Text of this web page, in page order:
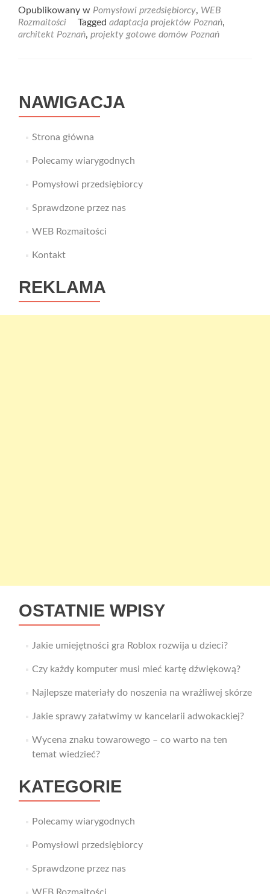
about
PerfectLINE
w
Opublikowany w Pomysłowi przedsiębiorcy, WEB
Rozmaitości
Tagged adaptacja projektów Poznań,
architekt Poznań, projekty gotowe domów Poznań
NAWIGACJA
Strona główna
Polecamy wiarygodnych
Pomysłowi przedsiębiorcy
Sprawdzone przez nas
WEB Rozmaitości
Kontakt
REKLAMA
OSTATNIE WPISY
Jakie umiejętności gra Roblox rozwija u dzieci?
Czy każdy komputer musi mieć kartę dźwiękową?
Najlepsze materiały do noszenia na wrażliwej skórze
Jakie sprawy załatwimy w kancelarii adwokackiej?
Wycena znaku towarowego – co warto na ten
temat wiedzieć?
KATEGORIE
Polecamy wiarygodnych
Pomysłowi przedsiębiorcy
Sprawdzone przez nas